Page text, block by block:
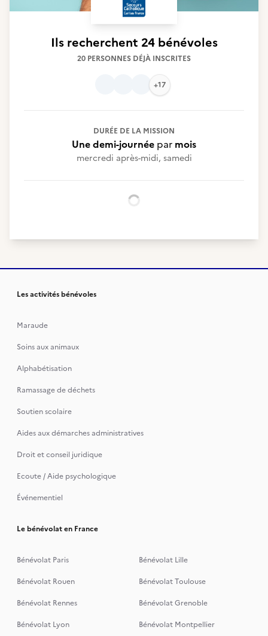
Ils recherchent 24 bénévoles
20 PERSONNES DÉJÀ INSCRITES
+17
DURÉE DE LA MISSION
Une demi-journée par mois
mercredi après-midi, samedi
Les activités bénévoles
Maraude
Soins aux animaux
Alphabétisation
Ramassage de déchets
Soutien scolaire
Aides aux démarches administratives
Droit et conseil juridique
Ecoute / Aide psychologique
Événementiel
Le bénévolat en France
Bénévolat Paris
Bénévolat Lille
Bénévolat Rouen
Bénévolat Toulouse
Bénévolat Rennes
Bénévolat Grenoble
Bénévolat Lyon
Bénévolat Montpellier